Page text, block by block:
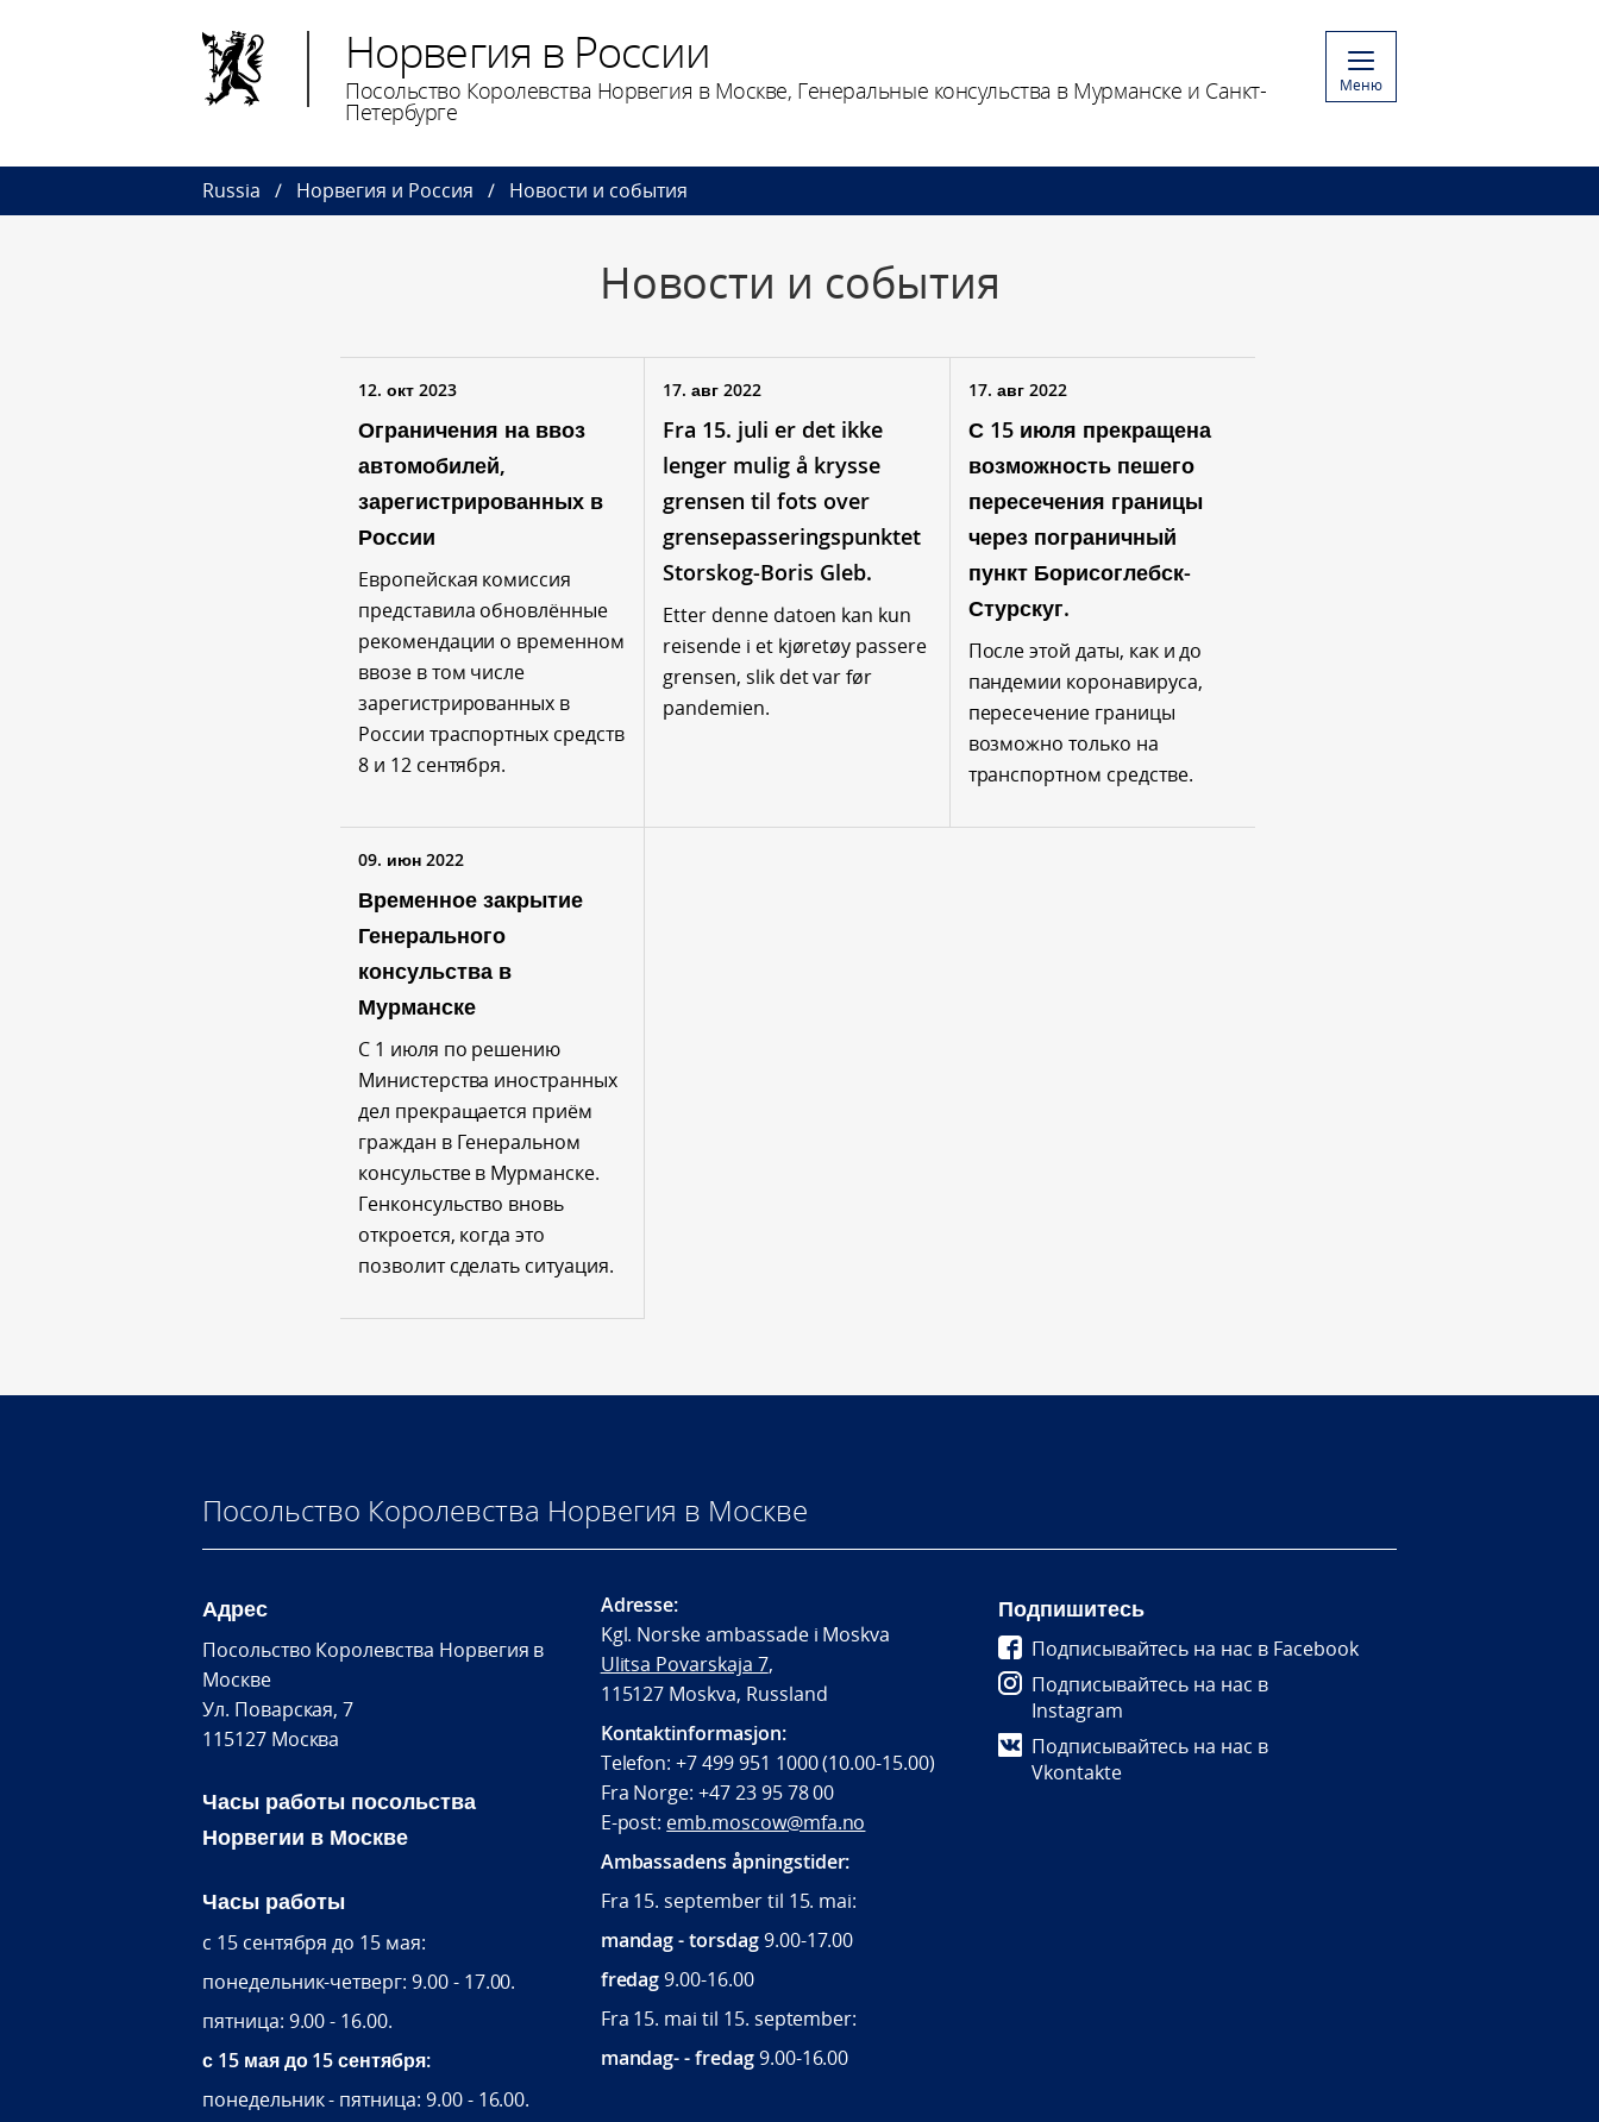
Норвегия в России
Посольство Королевства Норвегия в Москве, Генеральные консульства в Мурманске и Санкт-
Петербурге
Меню
Russia Норвегия и Россия Новости и события
Новости и события
12. окт 2023
Ограничения на ввоз
автомобилей,
зарегистрированных в
России
Европейская комиссия
представила обновлённые
рекомендации о временном
ввозе в том числе
зарегистрированных в
России траспортных средств
8 и 12 сентября.
17. авг 2022
Fra 15. juli er det ikke
lenger mulig å krysse
grensen til fots over
grensepasseringspunktet
Storskog-Boris Gleb.
Etter denne datoen kan kun
reisende i et kjøretøy passere
grensen, slik det var før
pandemien.
17. авг 2022
С 15 июля прекращена
возможность пешего
пересечения границы
через пограничный
пункт Борисоглебск-
Стурскуг.
После этой даты, как и до
пандемии коронавируса,
пересечение границы
возможно только на
транспортном средстве.
09. июн 2022
Временное закрытие
Генерального
консульства в
Мурманске
С 1 июля по решению
Министерства иностранных
дел прекращается приём
граждан в Генеральном
консульстве в Мурманске.
Генконсульство вновь
откроется, когда это
позволит сделать ситуация.
Посольство Королевства Норвегия в Москве
Адрес
Посольство Королевства Норвегия в
Москве
Ул. Поварская, 7
115127 Москва
Часы работы посольства
Норвегии в Москве
Часы работы
c 15 сентября до 15 мая:
понедельник-четверг: 9.00 - 17.00.
пятница: 9.00 - 16.00.
с 15 мая до 15 сентября:
понедельник - пятница: 9.00 - 16.00.
Adresse:
Kgl. Norske ambassade i Moskva
Ulitsa Povarskaja 7,
115127 Moskva, Russland
Kontaktinformasjon:
Telefon: +7 499 951 1000 (10.00-15.00)
Fra Norge: +47 23 95 78 00
E-post: emb.moscow@mfa.no
Ambassadens åpningstider:
Fra 15. september til 15. mai:
mandag - torsdag9.00-17.00
fredag9.00-16.00
Fra 15. mai til 15. september:
mandag- - fredag9.00-16.00
Подпишитесь
Подписывайтесь на нас в Facebook
Подписывайтесь на нас в
Instagram
Подписывайтесь на нас в
Vkontakte